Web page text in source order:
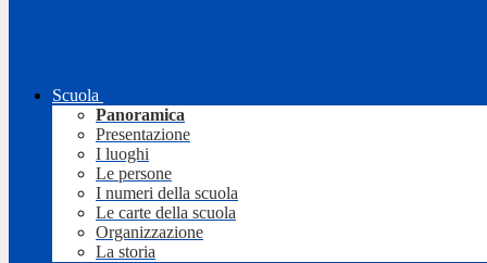
Scuola
Panoramica
Presentazione
I luoghi
Le persone
I numeri della scuola
Le carte della scuola
Organizzazione
La storia